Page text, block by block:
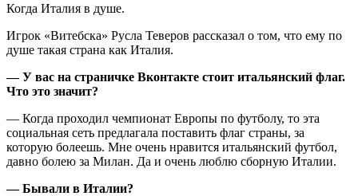
Когда Италия в душе.
Игрок «Витебска» Русла Теверов рассказал о том, что ему по
душе такая страна как Италия.
— У вас на страничке Вконтакте стоит итальянский флаг.
Что это значит?
— Когда проходил чемпионат Европы по футболу, то эта
социальная сеть предлагала поставить флаг страны, за
которую болеешь. Мне очень нравится итальянский футбол,
давно болею за Милан. Да и очень люблю сборную Италии.
— Бывали в Италии?